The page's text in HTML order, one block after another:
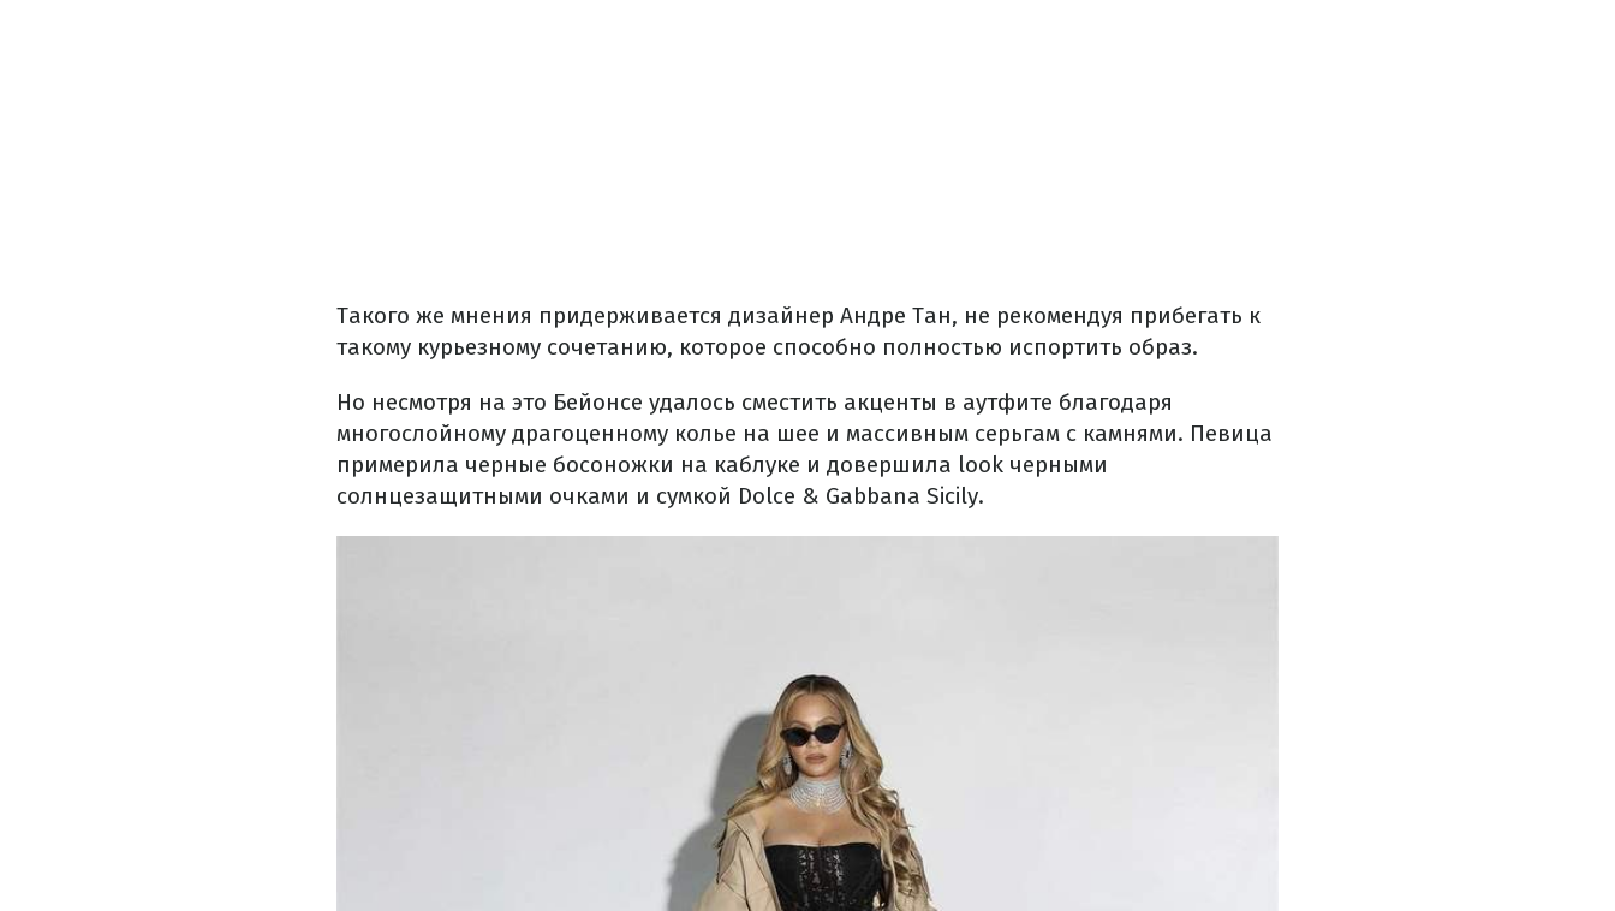
Такого же мнения придерживается дизайнер Андре Тан, не рекомендуя прибегать к
такому курьезному сочетанию, которое способно полностью испортить образ.
Но несмотря на это Бейонсе удалось сместить акценты в аутфите благодаря
многослойному драгоценному колье на шее и массивным серьгам с камнями. Певица
примерила черные босоножки на каблуке и довершила look черными
солнцезащитными очками и сумкой Dolce & Gabbana Sicily.